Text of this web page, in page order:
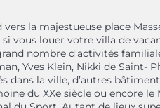
la majestueuse place
vous louer votre villa de
nombre d’activités
Yves Klein, Nikki de Saint-
dans la ville, d’autres
du XXe siècle ou encore le